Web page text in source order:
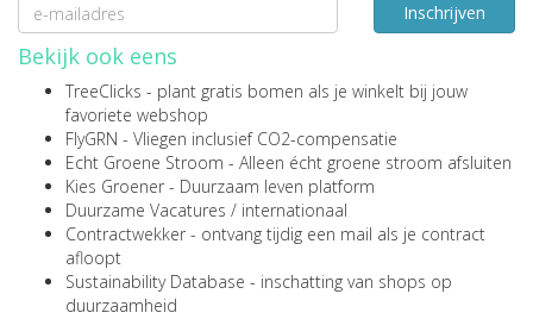
Inschrijven
Bekijk ook eens
TreeClicks - plant gratis bomen als je winkelt bij jouw
favoriete webshop
FlyGRN - Vliegen inclusief CO2-compensatie
Echt Groene Stroom - Alleen écht groene stroom afsluiten
Kies Groener - Duurzaam leven platform
Duurzame Vacatures / internationaal
Contractwekker - ontvang tijdig een mail als je contract
afloopt
Sustainability Database - inschatting van shops op
duurzaamheid